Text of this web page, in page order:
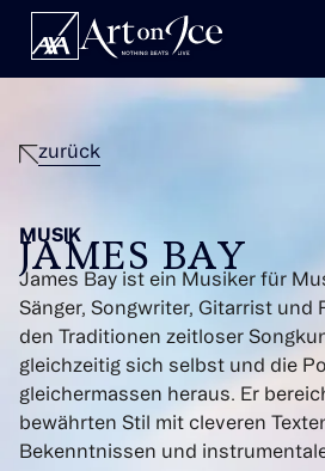
zurück
MUSIK
JAMES BAY
James Bay ist ein Musiker für
Sänger, Songwriter, Gitarrist und
den Traditionen zeitloser
gleichzeitig sich selbst und die
gleichermassen heraus. Er
bewährten Stil mit cleveren
Bekenntnissen und